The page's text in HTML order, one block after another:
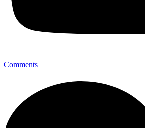
Comments